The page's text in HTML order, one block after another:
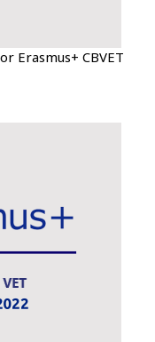
Erasmus+ CBVET